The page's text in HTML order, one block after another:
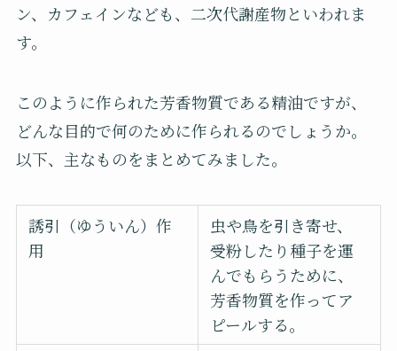
ン、カフェインなども、二次代謝産物といわれま
す。
このように作られた芳香物質である精油ですが、
どんな目的で何のために作られるのでしょうか。
以下、主なものをまとめてみました。
誘引（ゆういん）作
用
虫や鳥を引き寄せ、
受粉したり種子を運
んでもらうために、
芳香物質を作ってア
ピールする。